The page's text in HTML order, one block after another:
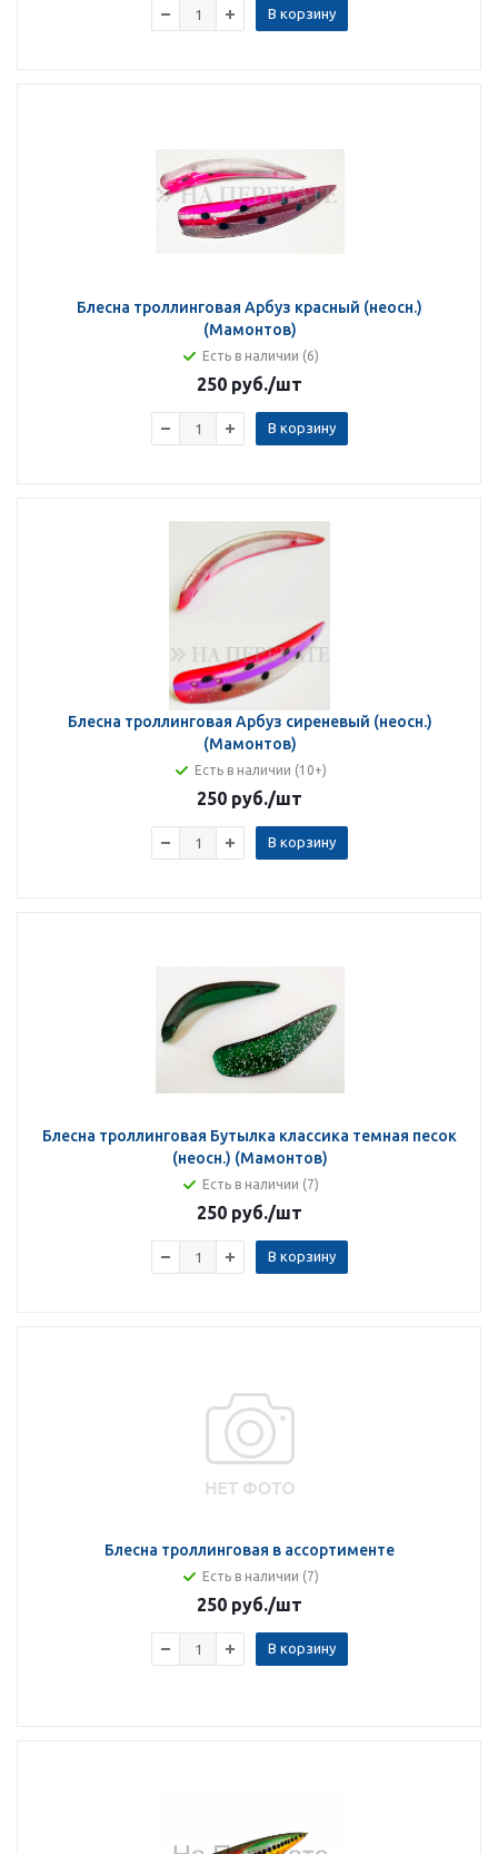
В корзину
Блесна троллинговая Арбуз красный (неосн.)
(Мамонтов)
Есть в наличии (6)
250 руб./шт
В корзину
Блесна троллинговая Арбуз сиреневый (неосн.)
(Мамонтов)
Есть в наличии (10+)
250 руб./шт
В корзину
Блесна троллинговая Бутылка классика темная песок
(неосн.) (Мамонтов)
Есть в наличии (7)
250 руб./шт
В корзину
Блесна троллинговая в ассортименте
Есть в наличии (7)
250 руб./шт
В корзину